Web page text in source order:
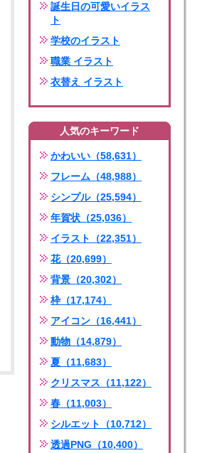
誕生日の可愛いイラス
ト
学校のイラスト
職業 イラスト
衣替え イラスト
人気のキーワード
かわいい（58,631）
フレーム（48,988）
シンプル（25,594）
年賀状（25,036）
イラスト（22,351）
花（20,699）
背景（20,302）
枠（17,174）
アイコン（16,441）
動物（14,879）
夏（11,683）
クリスマス（11,122）
春（11,003）
シルエット（10,712）
透過PNG（10,400）